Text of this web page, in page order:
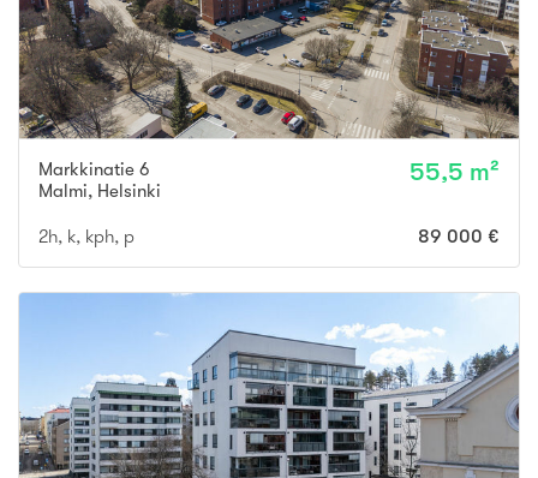
Markkinatie 6
Malmi, Helsinki
55,5 m²
2h, k, kph, p 89 000 €